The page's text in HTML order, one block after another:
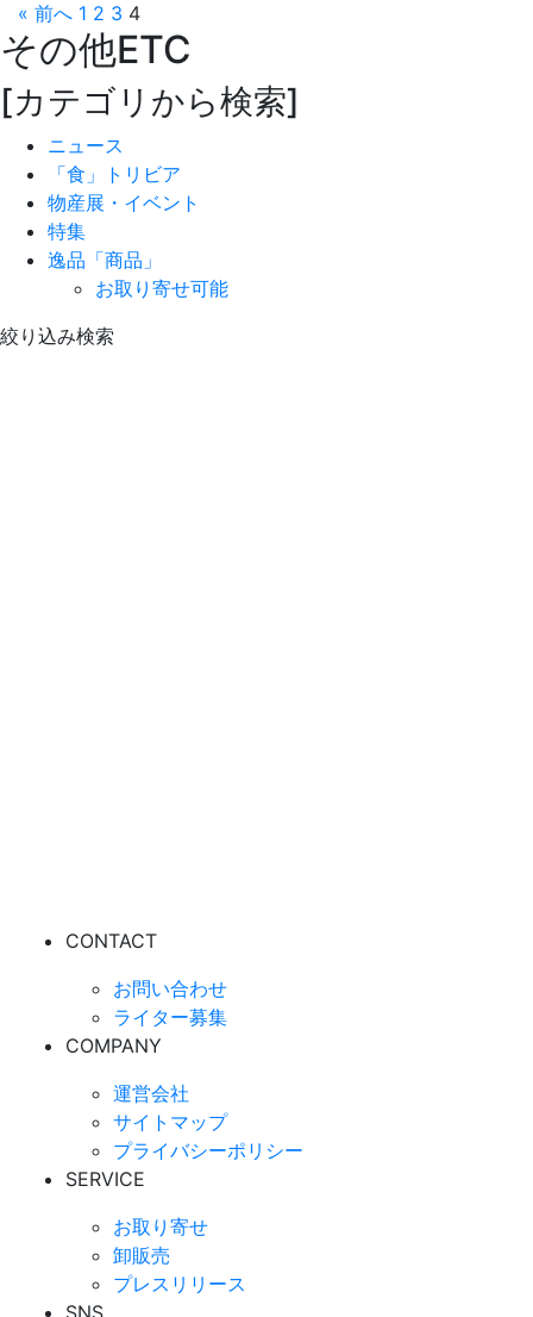
« 前へ 1 2 3 4
その他ETC
[カテゴリから検索]
ニュース
「食」トリビア
物産展・イベント
特集
逸品「商品」
お取り寄せ可能
絞り込み検索
CONTACT
お問い合わせ
ライター募集
COMPANY
運営会社
サイトマップ
プライバシーポリシー
SERVICE
お取り寄せ
卸販売
プレスリリース